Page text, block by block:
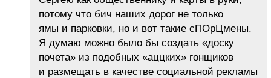
потому что бич наших дорог не только
ямы и парковки, но и вот такие сПОрЦмены.
Я думаю можно было бы создать «доску
почета» из подобных «аццких» гонщиков
и размещать в качестве социальной рекламы